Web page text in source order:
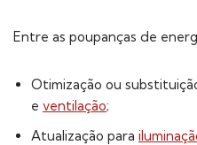
Entre as poupanças de
Otimização ou
e ventilação;
Atualização para